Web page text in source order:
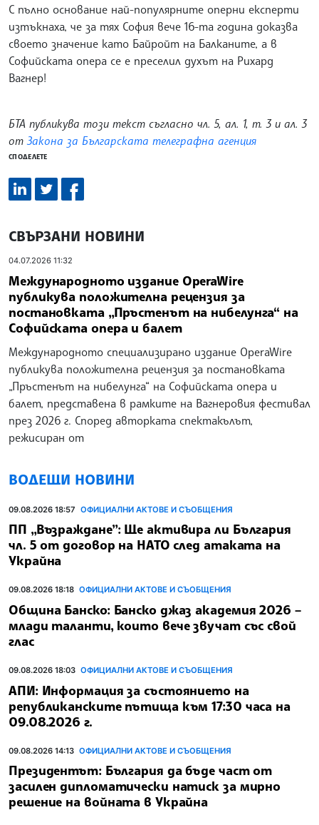
С пълно основание най-популярните оперни експерти
изтъкнаха, че за тях София вече 16-та година доказва
своето значение като Байройт на Балканите, а в
Софийската опера се е преселил духът на Рихард
Вагнер!
БТА публикува този текст съгласно чл. 5, ал. 1, т. 3 и ал. 3
отЗакона за Българската телеграфна агенция
СПОДЕЛЕТЕ
СВЪРЗАНИ НОВИНИ
04.07.2026 11:32
Международното издание OperaWire
публикува положителна рецензия за
постановката „Пръстенът на нибелунга“ на
Софийската опера и балет
Международното специализирано издание OperaWire
публикува положителна рецензия за постановката
„Пръстенът на нибелунга“ на Софийската опера и
балет, представена в рамките на Вагнеровия фестивал
през 2026 г. Според авторката спектакълът,
режисиран от
ВОДЕЩИ НОВИНИ
09.08.2026 18:57 ОФИЦИАЛНИ АКТОВЕ И СЪОБЩЕНИЯ
ПП „Възраждане”: Ще активира ли България
чл. 5 от договор на НАТО след атаката на
Украйна
09.08.2026 18:18 ОФИЦИАЛНИ АКТОВЕ И СЪОБЩЕНИЯ
Община Банско: Банско джаз академия 2026 –
млади таланти, които вече звучат със свой
глас
09.08.2026 18:03 ОФИЦИАЛНИ АКТОВЕ И СЪОБЩЕНИЯ
АПИ: Информация за състоянието на
републиканските пътища към 17:30 часа на
09.08.2026 г.
09.08.2026 14:13 ОФИЦИАЛНИ АКТОВЕ И СЪОБЩЕНИЯ
Президентът: България да бъде част от
засилен дипломатически натиск за мирно
решение на войната в Украйна